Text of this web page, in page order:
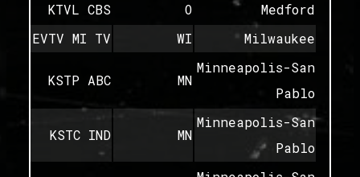
Medford
O
KTVL CBS
Milwaukee
WI
EVTV MI TV
Minneapolis-San
Pablo
MN
KSTP ABC
Minneapolis-San
Pablo
MN
KSTC IND